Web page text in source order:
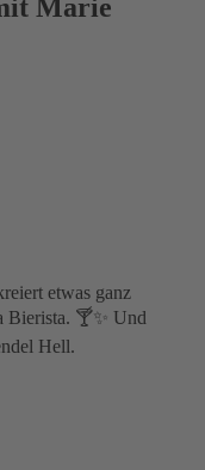
Marie
etwas ganz
Bierista. 🍸✨ Und
Hell.